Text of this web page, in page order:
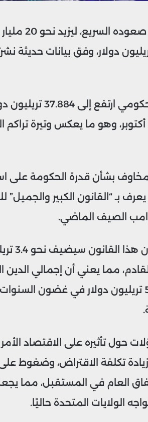
واصل الدين العام
فقط، مقتربًا من مستوى 38 تريليون دولار، وفق بيانات
مقارنة بـ 37.863 تريليون دولار في 8 أكتوبر، وهو ما يعكس
بشأن قدرة الحكومة على
بـ “القانون الكبير والجميل”
الصيف الماضي.
وقدّر مكتب
مما يعني أن إجمالي الدين
قد يصل إلى مستوى قياسي عند 54 تريليون دولار في
حول تأثيره على الاقتصاد
تكلفة الاقتراض، وضغوط على
العام في المستقبل، مما
الولايات المتحدة حاليًا.